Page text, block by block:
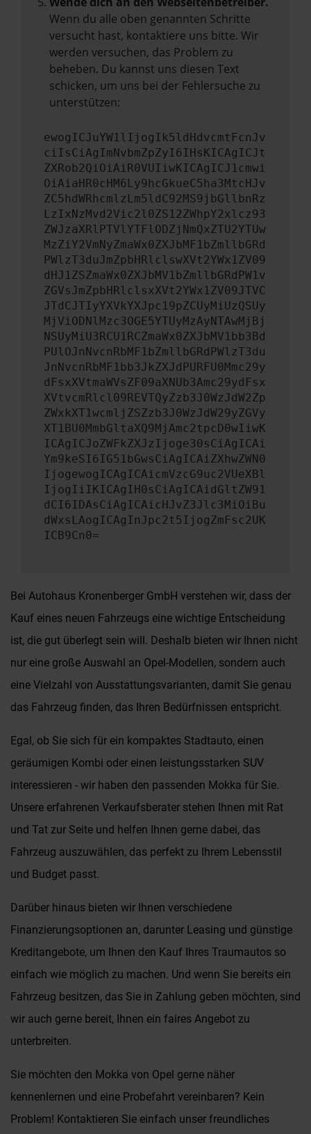
Wenn du alle oben genannten Schritte
versucht hast, kontaktiere uns bitte. Wir
werden versuchen, das Problem zu
beheben. Du kannst uns diesen Text
schicken, um uns bei der Fehlersuche zu
unterstützen:
ewogICJuYW1lIjogIk5ldHdvcmtFcnJv
ciIsCiAgImNvbmZpZyI6IHsKICAgICJt
ZXRob2QiOiAiR0VUIiwKICAgICJ1cmwi
OiAiaHR0cHM6Ly9hcGkueC5ha3MtcHJv
ZC5hdWRhcmlzLm5ldC92MS9jbGllbnRz
LzIxNzMvd2Vic2l0ZS12ZWhpY2xlcz93
ZWJzaXRlPTVlYTFlODZjNmQxZTU2YTUw
MzZiY2VmNyZmaWx0ZXJbMF1bZmllbGRd
PWlzT3duJmZpbHRlclswXVt2YWx1ZV09
dHJ1ZSZmaWx0ZXJbMV1bZmllbGRdPW1v
ZGVsJmZpbHRlclsxXVt2YWx1ZV09JTVC
JTdCJTIyYXVkYXJpc19pZCUyMiUzQSUy
MjViODNlMzc3OGE5YTUyMzAyNTAwMjBj
NSUyMiU3RCU1RCZmaWx0ZXJbMV1bb3Bd
PUlOJnNvcnRbMF1bZmllbGRdPWlzT3du
JnNvcnRbMF1bb3JkZXJdPURFU0Mmc29y
dFsxXVtmaWVsZF09aXNUb3Amc29ydFsx
XVtvcmRlcl09REVTQyZzb3J0WzJdW2Zp
ZWxkXT1wcmljZSZzb3J0WzJdW29yZGVy
XT1BU0MmbGltaXQ9MjAmc2tpcD0wIiwK
ICAgICJoZWFkZXJzIjoge30sCiAgICAi
Ym9keSI6IG51bGwsCiAgICAiZXhwZWN0
IjogewogICAgICAicmVzcG9uc2VUeXBl
IjogIiIKICAgIH0sCiAgICAidGltZW91
dCI6IDAsCiAgICAicHJvZ3Jlc3MiOiBu
dWxsLAogICAgInJpc2t5IjogZmFsc2UK
ICB9Cn0=
Bei Autohaus Kronenberger GmbH verstehen wir, dass der
Kauf eines neuen Fahrzeugs eine wichtige Entscheidung
ist, die gut überlegt sein will. Deshalb bieten wir Ihnen nicht
nur eine große Auswahl an Opel-Modellen, sondern auch
eine Vielzahl von Ausstattungsvarianten, damit Sie genau
das Fahrzeug finden, das Ihren Bedürfnissen entspricht.
Egal, ob Sie sich für ein kompaktes Stadtauto, einen
geräumigen Kombi oder einen leistungsstarken SUV
interessieren - wir haben den passenden Mokka für Sie.
Unsere erfahrenen Verkaufsberater stehen Ihnen mit Rat
und Tat zur Seite und helfen Ihnen gerne dabei, das
Fahrzeug auszuwählen, das perfekt zu Ihrem Lebensstil
und Budget passt.
Darüber hinaus bieten wir Ihnen verschiedene
Finanzierungsoptionen an, darunter Leasing und günstige
Kreditangebote, um Ihnen den Kauf Ihres Traumautos so
einfach wie möglich zu machen. Und wenn Sie bereits ein
Fahrzeug besitzen, das Sie in Zahlung geben möchten, sind
wir auch gerne bereit, Ihnen ein faires Angebot zu
unterbreiten.
Sie möchten den Mokka von Opel gerne näher
kennenlernen und eine Probefahrt vereinbaren? Kein
Problem! Kontaktieren Sie einfach unser freundliches